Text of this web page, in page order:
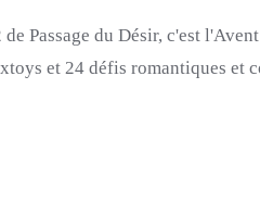
Passage du Désir, c'est
et 24 défis romantiques et